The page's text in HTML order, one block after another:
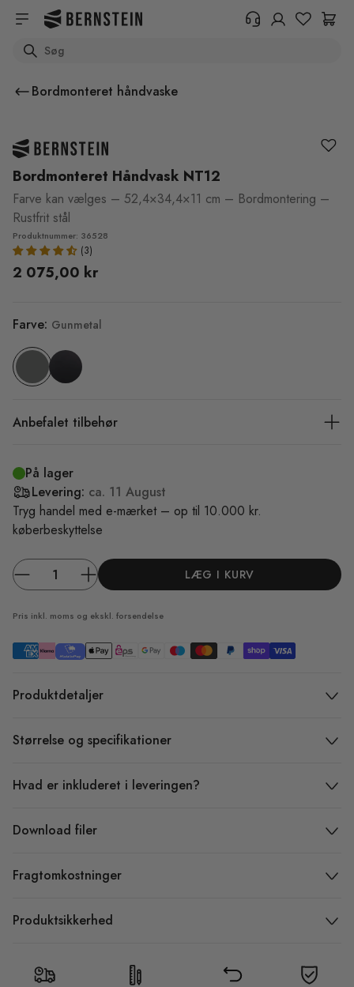
Skip to main content
returnering, ordrestatus eller
Search
Bordmonteret håndvaske
Bordmonteret Håndvask NT12
Farve kan vælges – 52,4×34,4×11 cm – Bordmontering –
Rustfrit stål
Produktnummer: 36528
2 075,00 kr
Farve: Gunmetal
Anbefalet tilbehør
På lager
Levering: ca. 11 August
Tryg handel med e-mærket – op til 10.000 kr.
køberbeskyttelse
LÆG I KURV
Pris inkl. moms og ekskl. forsendelse
Produktdetaljer
Størrelse og specifikationer
Hvad er inkluderet i leveringen?
Download filer
Fragtomkostninger
Produktsikkerhed